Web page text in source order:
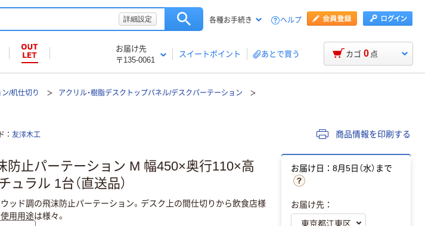
詳細設定 各種お手続き ヘルプ
お届け先
〒135-0061
スイートポイント あとで買う カゴ 0 点
/机仕切り
アクリル・樹脂デスクトップパネル/デスクパーテーション
友澤木工 商品情報を印刷する
防止パーテーション M 幅450×奥行110×高
ュラル 1台（直送品）
ッド調の飛沫防止パーテーション。デスク上の間仕切りから飲食店様
用用途は様々。
お届け日：8月5日（水）まで
お届け先：